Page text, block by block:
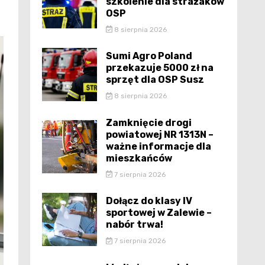
OSP
8 sierpnia 2026
Sumi Agro Poland
przekazuje 5000 zł na
sprzęt dla OSP Susz
8 sierpnia 2026
Zamknięcie drogi
powiatowej NR 1313N –
ważne informacje dla
mieszkańców
7 sierpnia 2026
Dołącz do klasy IV
sportowej w Zalewie –
nabór trwa!
7 sierpnia 2026